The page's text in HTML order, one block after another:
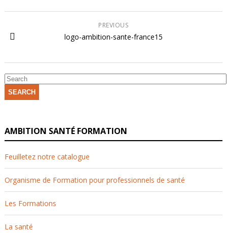
PREVIOUS
logo-ambition-sante-france15
SEARCH
AMBITION SANTÉ FORMATION
Feuilletez notre catalogue
Organisme de Formation pour professionnels de santé
Les Formations
La santé